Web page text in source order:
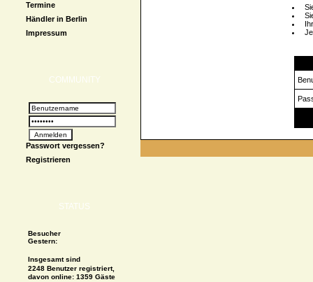
Termine
Händler in Berlin
Impressum
COMMUNITY
Passwort vergessen?
Registrieren
STATUS
Besucher
Gestern:
Insgesamt sind
2248 Benutzer registriert,
davon online: 1359 Gäste